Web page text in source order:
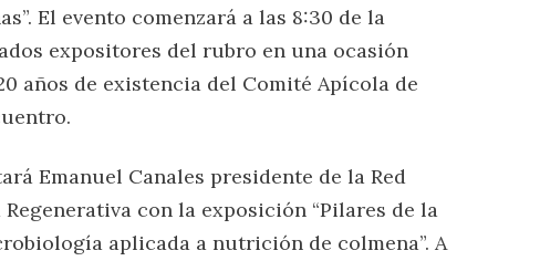
El evento comenzará a las 8:30 de la
expositores del rubro en una ocasión
años de existencia del Comité Apícola de
Emanuel Canales presidente de la Red
con la exposición “Pilares de la
aplicada a nutrición de colmena”. A